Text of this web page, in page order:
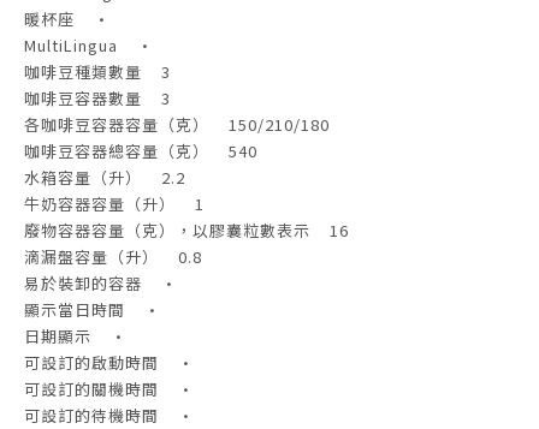
暖杯座 •
MultiLingua •
咖啡豆種類數量 3
咖啡豆容器數量 3
各咖啡豆容器容量（克） 150/210/180
咖啡豆容器總容量（克） 540
水箱容量（升） 2.2
牛奶容器容量（升） 1
廢物容器容量（克），以膠囊粒數表示 16
滴漏盤容量（升） 0.8
易於裝卸的容器 •
顯示當日時間 •
日期顯示 •
可設訂的啟動時間 •
可設訂的關機時間 •
可設訂的待機時間 •